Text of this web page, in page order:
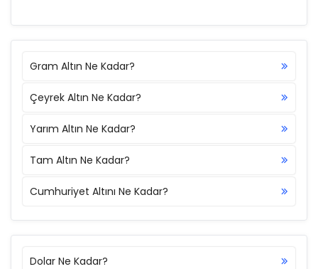
Gram Altın Ne Kadar?
Çeyrek Altın Ne Kadar?
Yarım Altın Ne Kadar?
Tam Altın Ne Kadar?
Cumhuriyet Altını Ne Kadar?
Dolar Ne Kadar?